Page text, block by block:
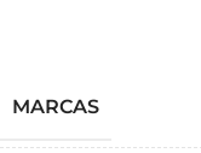
MARCAS